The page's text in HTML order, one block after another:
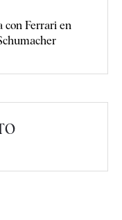
con Ferrari en